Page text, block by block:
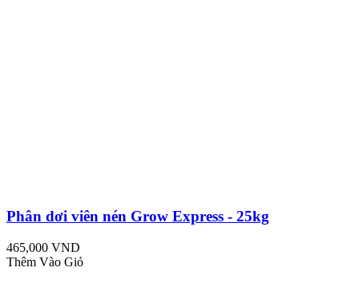
Phân dơi viên nén Grow Express - 25kg
465,000 VND
Thêm Vào Giỏ